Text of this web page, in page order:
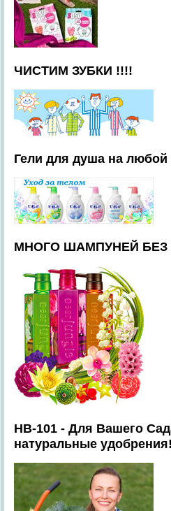
ЧИСТИМ ЗУБКИ !!!!
Гели для душа на любой
МНОГО ШАМПУНЕЙ БЕЗ
HB-101 - Для Вашего
натуральные удобрения!